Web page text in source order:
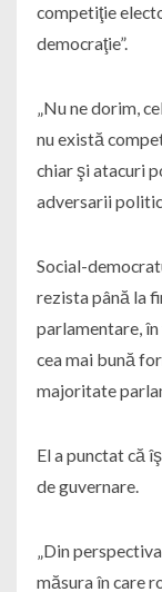
competiţie
democraţie”.
„Nu ne dorim,
nu există
chiar şi atacuri
adversarii
Social-
rezista până la
parlamentare,
cea mai bună
majoritate
El a punctat că
de guvernare.
„Din
măsura în care